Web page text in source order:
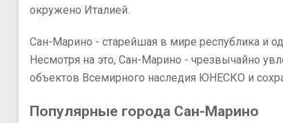
окружено Италией.
Сан-Марино - старейшая в мире республика и
Несмотря на это, Сан-Марино - чрезвычайно
объектов Всемирного наследия ЮНЕСКО и
Популярные города Сан-Марино